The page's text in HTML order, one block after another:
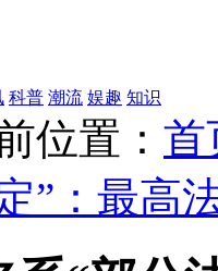
科普 潮流 娱趣 知识
位置： 首
”：最高